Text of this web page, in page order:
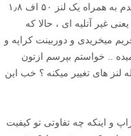
غیر آتلیه ای ، حالا که
میخریدی و دوربینت کراپه و
.. خواستم بپرسم ازتون
لنز های تغییر میکنه ؟ خب این
و اینکه چه تفاوتی تو کیفیت